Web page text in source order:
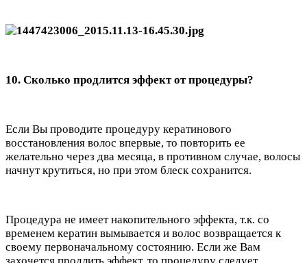
10. Сколько продлится эффект от процедуры?
Если Вы проводите процедуру кератинового
восстановления волос впервые, то повторить ее
желательно через два месяца, в противном случае, волосы
начнут крутиться, но при этом блеск сохранится.
Процедура не имеет накопительного эффекта, т.к. со
временем кератин вымывается и волос возвращается к
своему первоначальному состоянию. Если же Вам
захочется продлить эффект, то процедуру следует